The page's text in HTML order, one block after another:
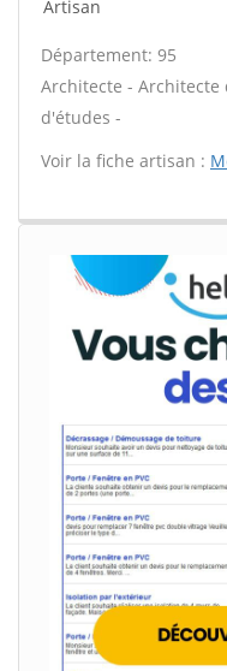
Artisan
Département: 95
Architecte -
d'études -
Voir la fiche artisan :